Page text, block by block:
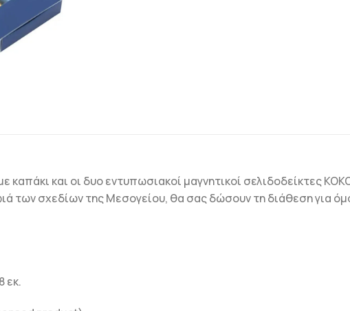
καπάκι και οι δυο εντυπωσιακοί μαγνητικοί σελιδοδείκτες
των σχεδίων της Μεσογείου, θα σας δώσουν τη διάθεση για
εκ.